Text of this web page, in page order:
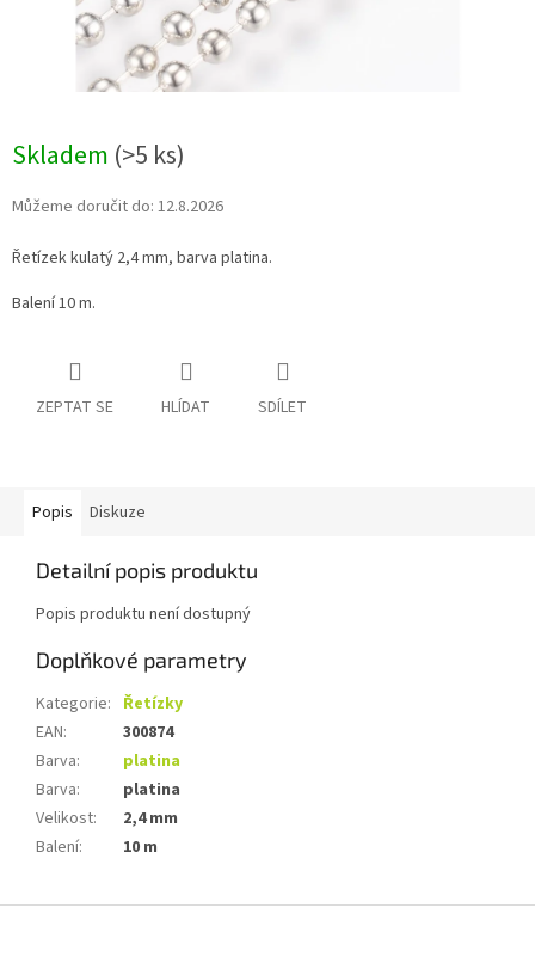
Skladem (>5 ks)
Můžeme doručit do: 12.8.2026
Řetízek kulatý 2,4 mm, barva platina.
Balení 10 m.
ZEPTAT SE HLÍDAT SDÍLET
Popis Diskuze
Detailní popis produktu
Popis produktu není dostupný
Doplňkové parametry
Kategorie: Řetízky
EAN:
300874
Barva:
platina
Barva:
platina
Velikost:
2,4 mm
Balení: 10 m